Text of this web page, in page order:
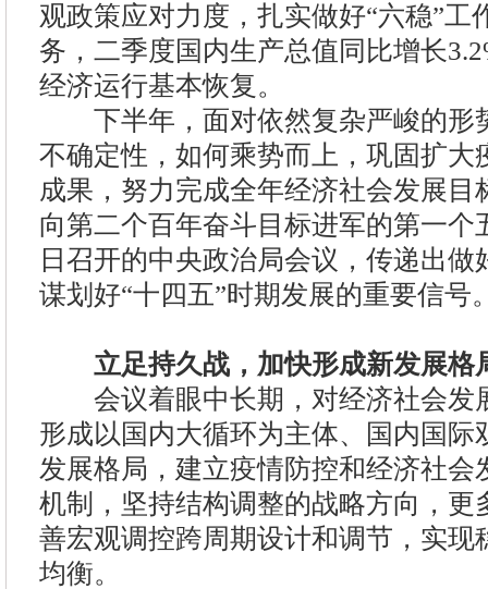
观政策应对力度，扎实做好“六稳”工
务，二季度国内生产总值同比增长
经济运行基本恢复。
下半年，面对依然复杂严峻的形
不确定性，如何乘势而上，巩固扩大
成果，努力完成全年经济社会发展目
向第二个百年奋斗目标进军的第一个
日召开的中央政治局会议，传递出做
谋划好“十四五”时期发展的重要信号
立足持久战，加快形成新发展格
会议着眼中长期，对经济社会发
形成以国内大循环为主体、国内国际
发展格局，建立疫情防控和经济社会
机制，坚持结构调整的战略方向，更
善宏观调控跨周期设计和调节，实现
均衡。